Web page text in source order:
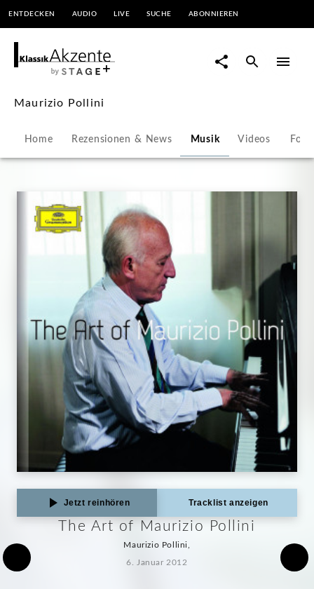
Maurizio
Pollini
KlassikAkzente
by
STAGE+
ENTDECKEN AUDIO LIVE SUCHE ABONNIEREN
Maurizio Pollini
Home Rezensionen & News Musik Videos
Jetzt reinhören Tracklist anzeigen
The Art of Maurizio Pollini
Maurizio Pollini,
6. Januar 2012